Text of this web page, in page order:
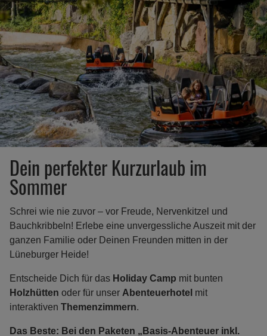
Dein perfekter Kurzurlaub im
Sommer
Schrei wie nie zuvor – vor Freude, Nervenkitzel und
Bauchkribbeln! Erlebe eine unvergessliche Auszeit mit der
ganzen Familie oder Deinen Freunden mitten in der
Lüneburger Heide!
Entscheide Dich für das Holiday Camp mit bunten
Holzhütten oder für unser Abenteuerhotel mit
interaktiven Themenzimmern.
Das Beste: Bei den Paketen „Basis-Abenteuer inkl.